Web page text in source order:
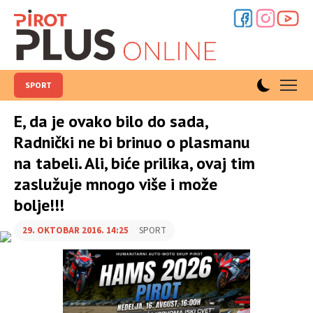
SPORT
E, da je ovako bilo do sada,
Radnički ne bi brinuo o plasmanu
na tabeli. Ali, biće prilika, ovaj tim
zaslužuje mnogo više i može
bolje!!!
29. OKTOBAR 2016. 14:25 SPORT